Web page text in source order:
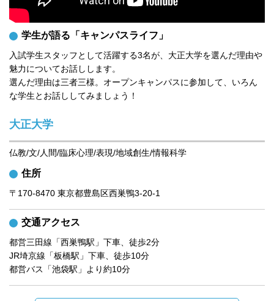
学生が語る「キャンパスライフ」
入試学生スタッフとして活躍する3名が、大正大学を選んだ理由や
魅力についてお話しします。
選んだ理由は三者三様。オープンキャンパスに参加して、いろん
な学生とお話ししてみましょう！
大正大学
仏教/文/人間/臨床心理/表現/地域創生/情報科学
住所
〒170-8470 東京都豊島区西巣鴨3-20-1
交通アクセス
都営三田線「西巣鴨駅」下車、徒歩2分
JR埼京線「板橋駅」下車、徒歩10分
都営バス「池袋駅」より約10分